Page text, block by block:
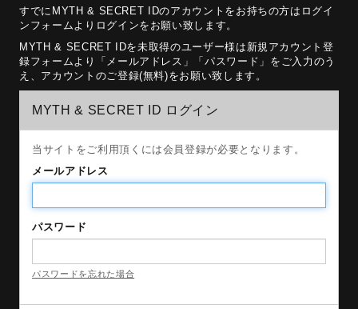
すでにMYTH & SECRET IDのアカウントをお持ちの方はログイ
ンフォームよりログインをお願い致します。
MYTH & SECRET IDを未取得のユーザー様は新規アカウント登
録フォームより「メールアドレス」「パスワード」をご入力のう
え、アカウントのご登録(無料)をお願い致します。
MYTH & SECRET ID ログイン
当サイトをご利用頂くには会員登録が必要となります。
メールアドレス
パスワード
パスワードを忘れた場合